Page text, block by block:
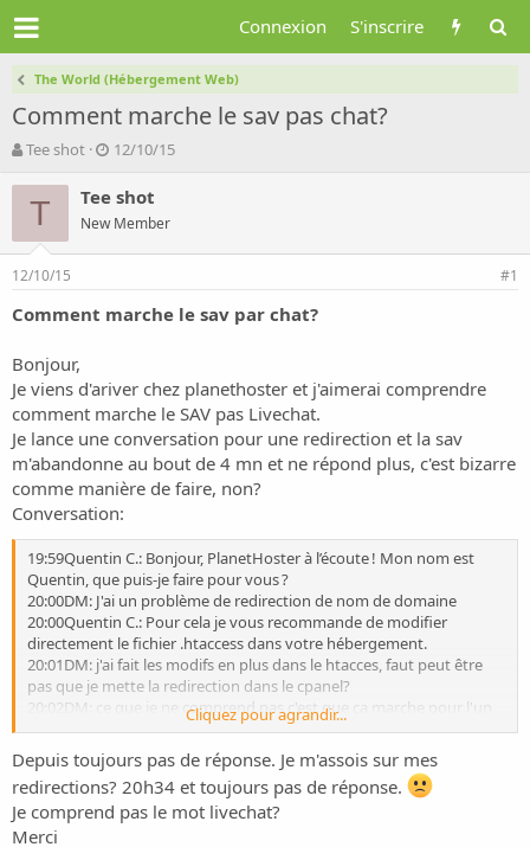
Connexion S'inscrire
The World (Hébergement Web)
Comment marche le sav pas chat?
A
t
r
d
l
d
i
c
u
s
s
i
n
Tee shot
D
t
d
e
b
12/10/15
T Tee shot
New Member
12/10/15 #1
Comment marche le sav par chat?
Bonjour,
Je viens d'ariver chez planethoster et j'aimerai comprendre
comment marche le SAV pas Livechat.
Je lance une conversation pour une redirection et la sav
m'abandonne au bout de 4 mn et ne répond plus, c'est bizarre
comme manière de faire, non?
Conversation:
19:59Quentin C.: Bonjour, PlanetHoster à l’écoute ! Mon nom est
Quentin, que puis-je faire pour vous ?
20:00DM: J'ai un problème de redirection de nom de domaine
20:00Quentin C.: Pour cela je vous recommande de modifier
directement le fichier .htaccess dans votre hébergement.
20:01DM: j'ai fait les modifs en plus dans le htacces, faut peut être
pas que je mette la redirection dans le cpanel?
20:02DM: ce que je ne comprend pas c'est que ça marche pour l'un
et pas pour l'autre, j'ai vérifié et tout m'a l'air identique.
20:02Quentin C.: Non les redirections de type cPanel sont
identiquement les même que celle dans votre .htaccess.
20:03DM: je viens de désactiver les redirection du cpanel et ça
marche pour le .eu et toujours pas pour le .fr
20:04Quentin C.: Je vous invite à faire directement la redirection en
Cliquez pour agrandir...
Depuis toujours pas de réponse. Je m'assois sur mes
redirections? 20h34 et toujours pas de réponse.
Je comprend pas le mot livechat?
Merci